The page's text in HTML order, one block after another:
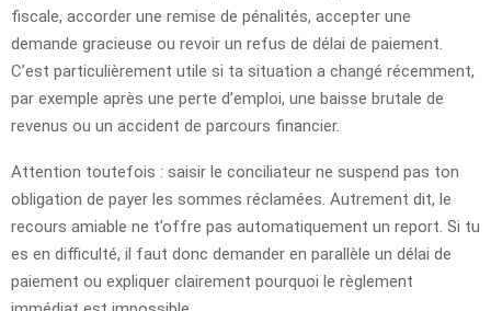
fiscale, accorder une remise de pénalités, accepter une
demande gracieuse ou revoir un refus de délai de paiement.
C’est particulièrement utile si ta situation a changé récemment,
par exemple après une perte d’emploi, une baisse brutale de
revenus ou un accident de parcours financier.
Attention toutefois : saisir le conciliateur ne suspend pas ton
obligation de payer les sommes réclamées. Autrement dit, le
recours amiable ne t’offre pas automatiquement un report. Si tu
es en difficulté, il faut donc demander en parallèle un délai de
paiement ou expliquer clairement pourquoi le règlement